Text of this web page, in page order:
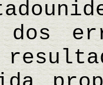
dos